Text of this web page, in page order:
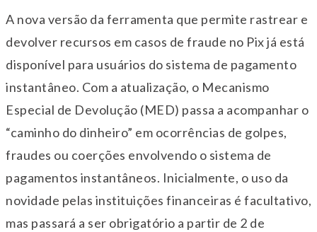
A nova versão da ferramenta que permite rastrear e
devolver recursos em casos de fraude no Pix já está
disponível para usuários do sistema de pagamento
instantâneo. Com a atualização, o Mecanismo
Especial de Devolução (MED) passa a acompanhar o
“caminho do dinheiro” em ocorrências de golpes,
fraudes ou coerções envolvendo o sistema de
pagamentos instantâneos. Inicialmente, o uso da
novidade pelas instituições financeiras é facultativo,
mas passará a ser obrigatório a partir de 2 de